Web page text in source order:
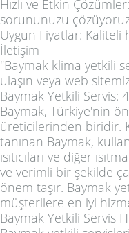
Hızlı ve Etkin
sorununuzu
Uygun Fiyatlar:
İletişim
"Baymak klima yetkili
ulaşın veya web
Baymak Yetkili Servis:
Baymak, Türkiye'nin
üreticilerinden biridir.
tanınan Baymak,
ısıtıcıları ve diğer
ve verimli bir şekilde
önem taşır. Baymak
müşterilere en iyi
Baymak Yetkili Servis